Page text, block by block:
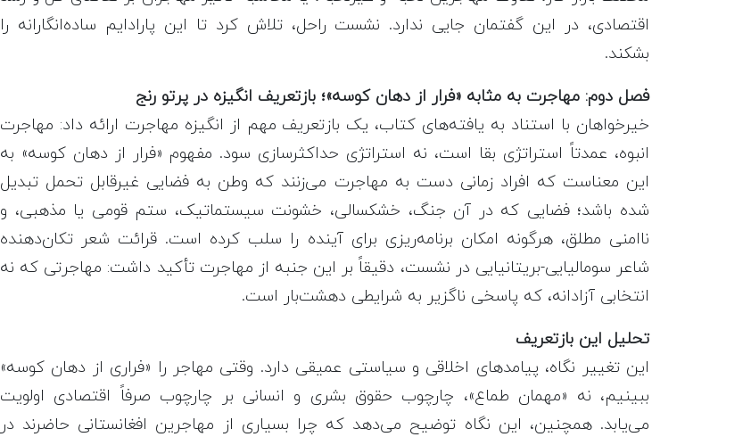
اقتصادی، در این گفتمان جایی ندارد. نشست راحل، تلاش کرد تا این پارادایم ساده‌انگارانه را
بشکند.
فصل دوم: مهاجرت به مثابه «فرار از دهان کوسه»؛ بازتعریف انگیزه در پرتو رنج
خیرخواهان با استناد به یافته‌های کتاب، یک بازتعریف مهم از انگیزه مهاجرت ارائه داد: مهاجرت
انبوه، عمدتاً استراتژی بقا است، نه استراتژی حداکثرسازی سود. مفهوم «فرار از دهان کوسه» به
این معناست که افراد زمانی دست به مهاجرت می‌زنند که وطن به فضایی غیرقابل تحمل تبدیل
شده باشد؛ فضایی که در آن جنگ، خشکسالی، خشونت سیستماتیک، ستم قومی یا مذهبی، و
ناامنی مطلق، هرگونه امکان برنامه‌ریزی برای آینده را سلب کرده است. قرائت شعر تکان‌دهنده
شاعر سومالیایی-بریتانیایی در نشست، دقیقاً بر این جنبه از مهاجرت تأکید داشت: مهاجرتی که نه
انتخابی آزادانه، که پاسخی ناگزیر به شرایطی دهشت‌بار است.
تحلیل این بازتعریف
این تغییر نگاه، پیامدهای اخلاقی و سیاستی عمیقی دارد. وقتی مهاجر را «فراری از دهان کوسه»
ببینیم، نه «مهمان طماع»، چارچوب حقوق بشری و انسانی بر چارچوب صرفاً اقتصادی اولویت
می‌یابد. همچنین، این نگاه توضیح می‌دهد که چرا بسیاری از مهاجرین افغانستانی حاضرند در